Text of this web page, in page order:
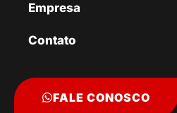
Empresa
Contato
FALE CONOSCO